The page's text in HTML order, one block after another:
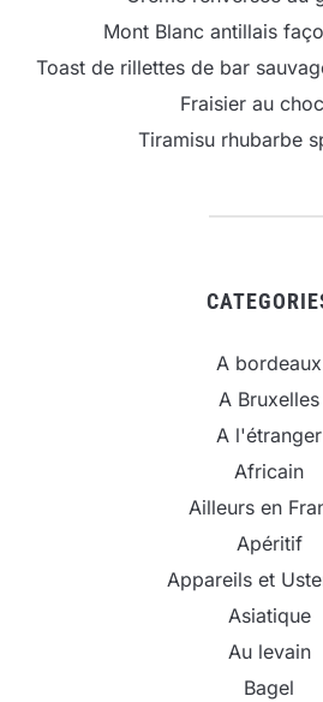
Mont Blanc antillais
Toast de rillettes de bar
Fraisier au
Tiramisu rhubarbe
A bordeaux
A Bruxelles
A l'étranger
Africain
Ailleurs en
Apéritif
Appareils et
Asiatique
Au levain
Bagel